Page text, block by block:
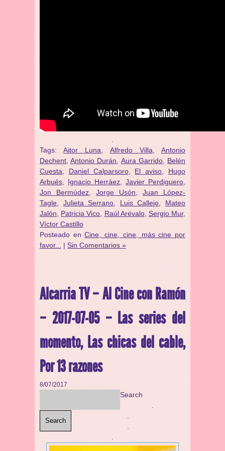
Tags:Aitor Luna Alfredo Villa ,Antonio
Dechent ,Antonio Durán Aura Garrido, Belén
Cuesta
Daniel Calparsoro, El aviso
Hugo
Arbués
Ignacio Herráez Javier Perdiguero
Jon Bermúdez
Jorge Usón
Juan López-
Tagle
Julieta Serrano Luis Callejo
Mateo
Jalón
Patricia Vico Raúl Arévalo, Sergio Mur,
Víctor Castillo
Posteado enCine, cine, cine, más cine por
favor...
| Sin Comentarios »
Alcarria TV – Al Cine con Ramón
– 2017-07-05 – Las series del
momento, Las chicas del cable,
Por 13 razones
8/07/2017
Search
Search